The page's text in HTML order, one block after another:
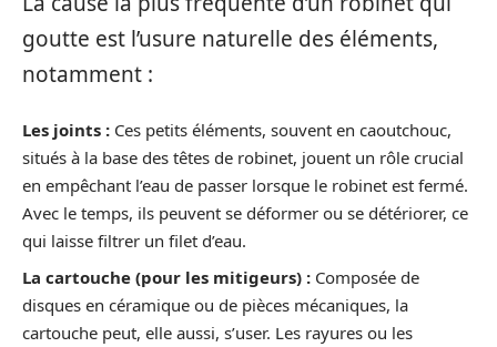
goutte est l’usure naturelle des éléments,
notamment :
Les joints : Ces petits éléments, souvent en caoutchouc,
situés à la base des têtes de robinet, jouent un rôle crucial
en empêchant l’eau de passer lorsque le robinet est fermé.
Avec le temps, ils peuvent se déformer ou se détériorer, ce
qui laisse filtrer un filet d’eau.
La cartouche (pour les mitigeurs) : Composée de
disques en céramique ou de pièces mécaniques, la
cartouche peut, elle aussi, s’user. Les rayures ou les